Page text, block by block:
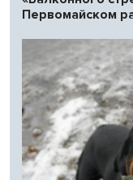
Первомайском